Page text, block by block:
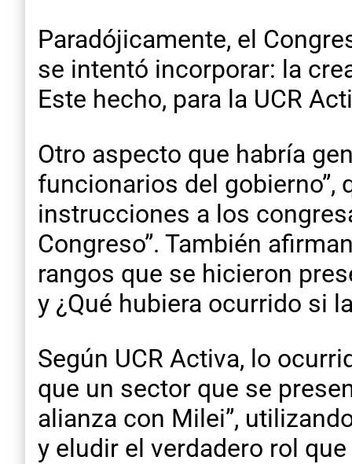
Paradójicamente, el
se intentó incorporar: la
Este hecho, para la UCR
Otro aspecto que habría
funcionarios del gobierno”,
instrucciones a los
Congreso”. También
rangos que se hicieron
y ¿Qué hubiera ocurrido si
Según UCR Activa, lo
que un sector que se
alianza con Milei”,
y eludir el verdadero rol